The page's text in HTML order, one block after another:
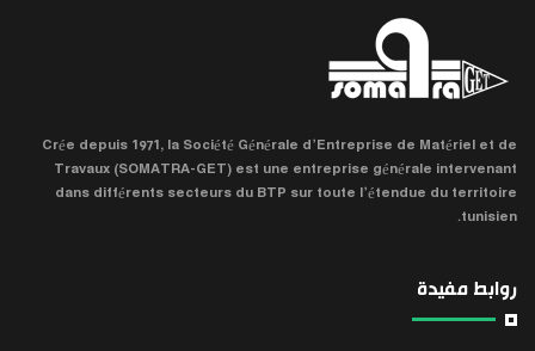
Crée depuis 1971, la Société Générale d’Entreprise de Matériel et de
Travaux (SOMATRA-GET) est une entreprise générale intervenant
dans différents secteurs du BTP sur toute l’étendue du territoire
tunisien.
روابط مفيدة